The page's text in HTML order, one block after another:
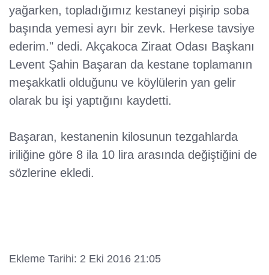
yağarken, topladığımız kestaneyi pişirip soba
başında yemesi ayrı bir zevk. Herkese tavsiye
ederim." dedi. Akçakoca Ziraat Odası Başkanı
Levent Şahin Başaran da kestane toplamanın
meşakkatli olduğunu ve köylülerin yan gelir
olarak bu işi yaptığını kaydetti.
Başaran, kestanenin kilosunun tezgahlarda
iriliğine göre 8 ila 10 lira arasında değiştiğini de
sözlerine ekledi.
Ekleme Tarihi: 2 Eki 2016 21:05